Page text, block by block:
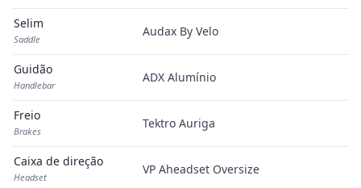
Selim
Saddle
Audax By Velo
Guidão
Handlebar
ADX Alumínio
Freio
Brakes
Tektro Auriga
Caixa de direção
Headset
VP Aheadset Oversize